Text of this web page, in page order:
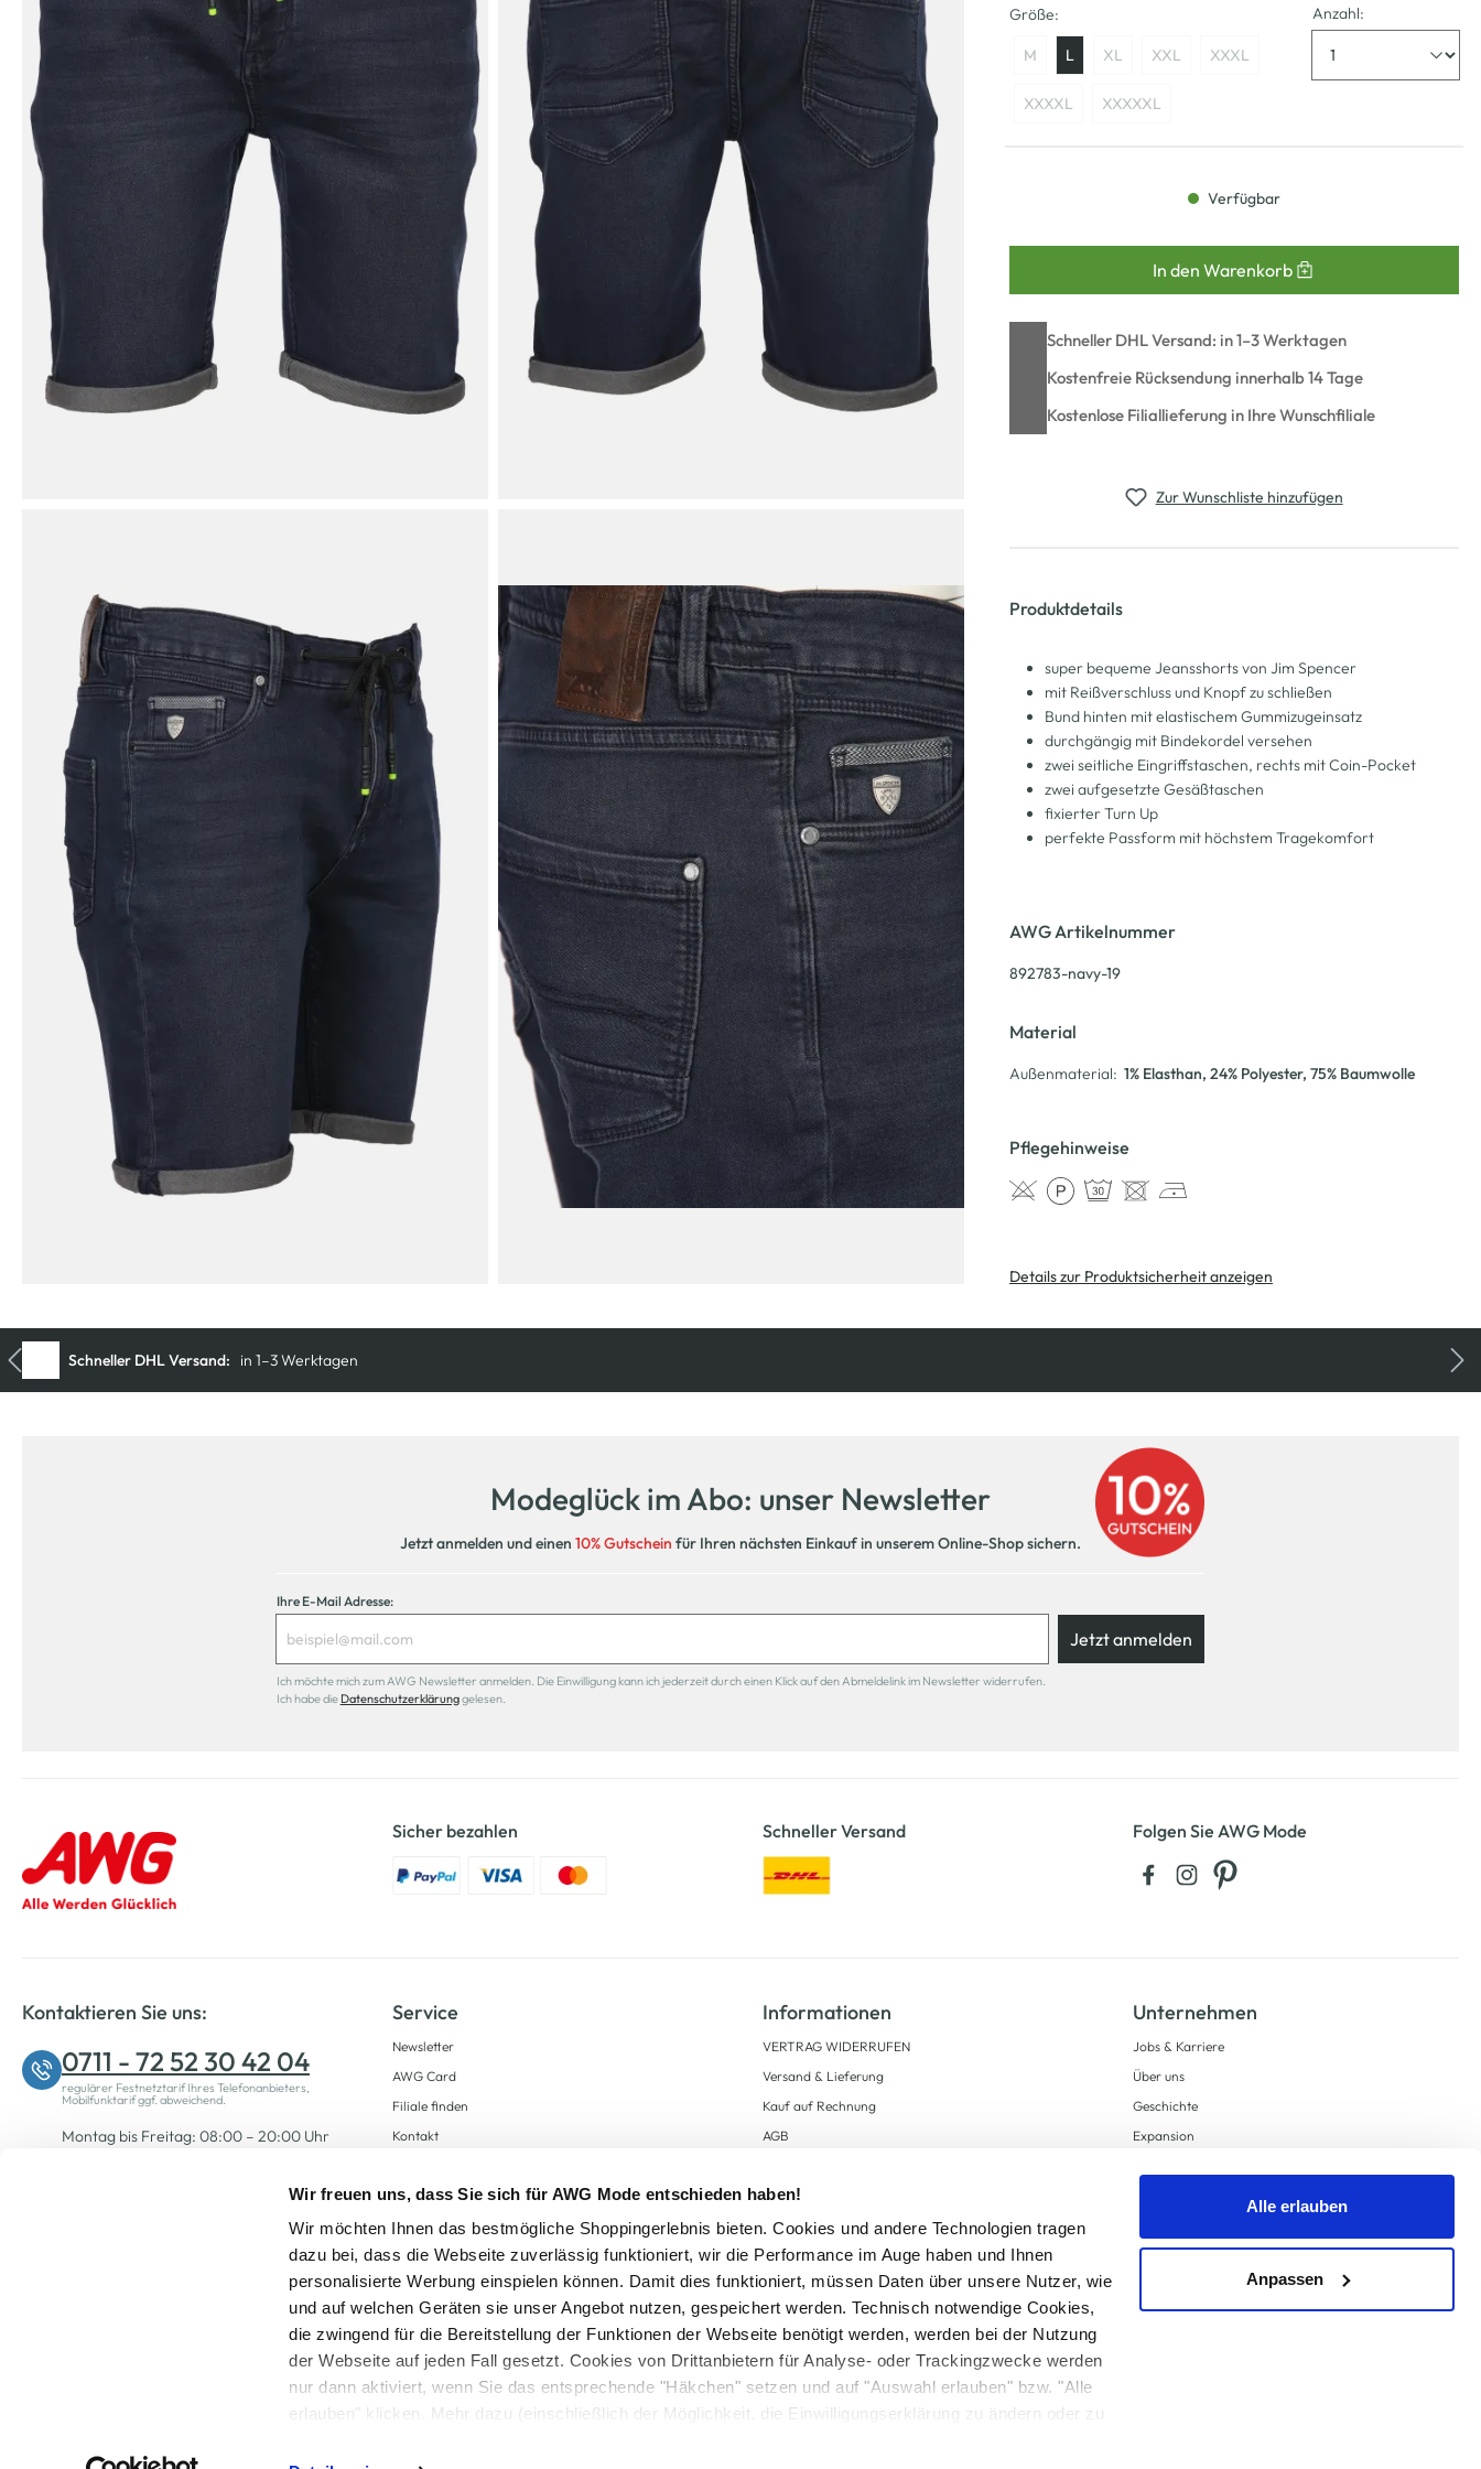
Wir freuen uns, dass Sie sich für AWG Mode entschieden haben!
Wir möchten Ihnen das bestmögliche Shoppingerlebnis bieten. Cookies und andere Technologien tragen
dazu bei, dass die Webseite zuverlässig funktioniert, wir die Performance im Auge haben und Ihnen
personalisierte Werbung einspielen können. Damit dies funktioniert, müssen Daten über unsere Nutzer, wie
und auf welchen Geräten sie unser Angebot nutzen, gespeichert werden. Technisch notwendige Cookies,
die zwingend für die Bereitstellung der Funktionen der Webseite benötigt werden, werden bei der Nutzung
der Webseite auf jeden Fall gesetzt. Cookies von Drittanbietern für Analyse- oder Trackingzwecke werden
nur dann aktiviert, wenn Sie das entsprechende "Häkchen" setzen und auf "Auswahl erlauben" bzw. "Alle
erlauben" klicken. Mehr dazu (einschließlich der Möglichkeit, die Einwilligungserklärung zu ändern oder zu
Alle erlauben
Anpassen
Größe:
M L XL XXL XXXL
XXXXL XXXXXL
Anzahl:
Verfügbar
In den Warenkorb
Schneller DHL Versand: in 1–3 Werktagen
Kostenfreie Rücksendung innerhalb 14 Tage
Kostenlose Filiallieferung in Ihre Wunschfiliale
Zur Wunschliste hinzufügen
Produktdetails
super bequeme Jeansshorts von Jim Spencer
mit Reißverschluss und Knopf zu schließen
Bund hinten mit elastischem Gummizugeinsatz
durchgängig mit Bindekordel versehen
zwei seitliche Eingriffstaschen, rechts mit Coin-Pocket
zwei aufgesetzte Gesäßtaschen
fixierter Turn Up
perfekte Passform mit höchstem Tragekomfort
AWG Artikelnummer
892783-navy-19
Material
Außenmaterial: 1% Elasthan, 24% Polyester, 75% Baumwolle
Pflegehinweise
Details zur Produktsicherheit anzeigen
Modeglück im Abo: unser Newsletter
Jetzt anmelden und einen 10% Gutschein für Ihren nächsten Einkauf in unserem Online-Shop sichern.
Ihre E-Mail Adresse:
Jetzt anmelden
Ich möchte mich zum AWG Newsletter anmelden. Die Einwilligung kann ich jederzeit durch einen Klick auf den Abmeldelink im Newsletter widerrufen.
Ich habe die Datenschutzerklärunggelesen.
Sicher bezahlen Schneller Versand Folgen Sie AWG Mode
Kontaktieren Sie uns:
0711 - 72 52 30 42 04
regulärer Festnetztarif Ihres Telefonanbieters,
Mobilfunktarif ggf. abweichend.
Montag bis Freitag: 08:00 – 20:00 Uhr
Service
Newsletter
AWG Card
Filiale finden
Kontakt
Informationen
VERTRAG WIDERRUFEN
Versand & Lieferung
Kauf auf Rechnung
AGB
Zahlungsarten
Datenschutz
AWG CARD Teilnahmebedingungen
Unternehmen
Jobs & Karriere
Über uns
Geschichte
Expansion
Barrierefreiheit
Alle Preise inkl. gesetzl. Mehrwertsteuer zzgl.